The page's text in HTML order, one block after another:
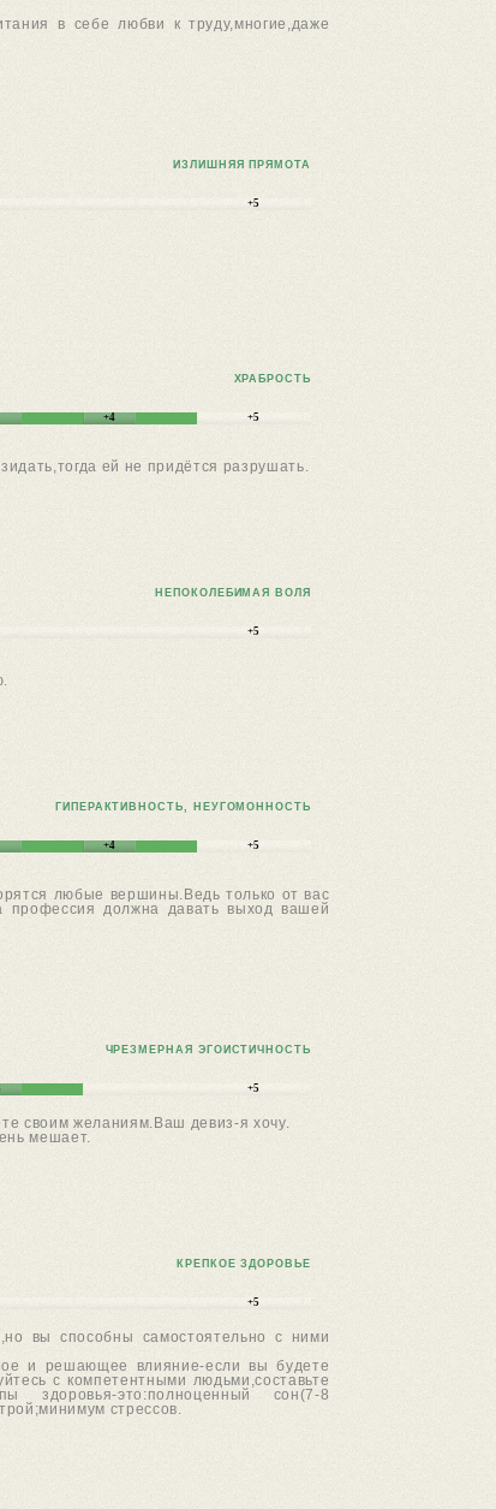
в себе любви к труду,многие,даже
ИЗЛИШНЯЯ ПРЯМОТА
+5
ХРАБРОСТЬ
+4 +5
ей не придётся разрушать.
НЕПОКОЛЕБИМАЯ ВОЛЯ
+5
ГИПЕРАКТИВНОСТЬ, НЕУГОМОННОСТЬ
+4 +5
любые вершины.Ведь только от вас
профессия должна давать выход вашей
ЧРЕЗМЕРНАЯ ЭГОИСТИЧНОСТЬ
+5
своим желаниям.Ваш девиз-я хочу.
мешает.
КРЕПКОЕ ЗДОРОВЬЕ
+5
вы способны самостоятельно с ними
и решающее влияние-если вы будете
с компетентными людьми,составьте
здоровья-это:полноценный сон(7-8
стрессов.